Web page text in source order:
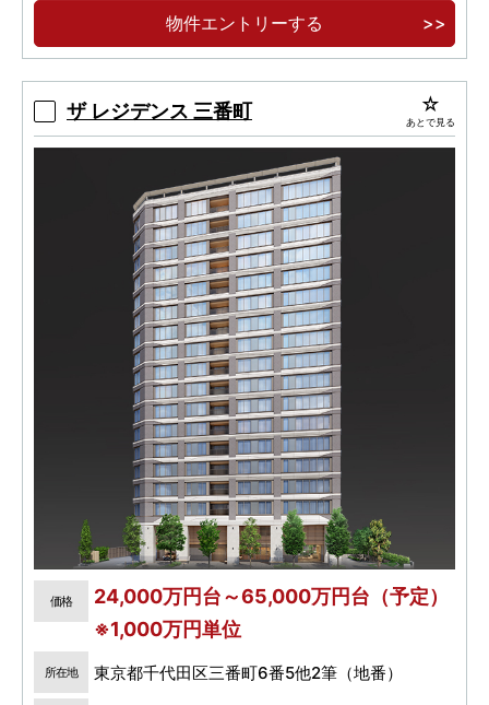
千鳥ヶ淵の桜や水景など、季節ごとに移りゆく
自然の潤いを身近にするロケーション。
物件エントリーする
ザ レジデンス 三番町 あとで見る
価格
24,000万円台～65,000万円台（予定）
※1,000万円単位
所在地 東京都千代田区三番町6番5他2筆（地番）